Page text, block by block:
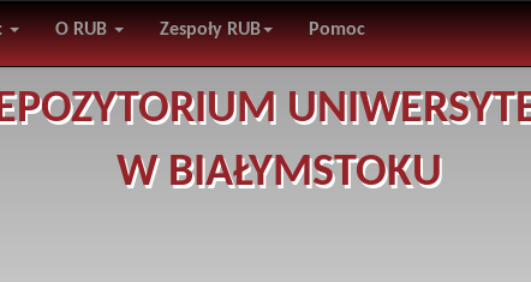
O RUB Zespoły RUB Pomoc
W BIAŁYMSTOKU